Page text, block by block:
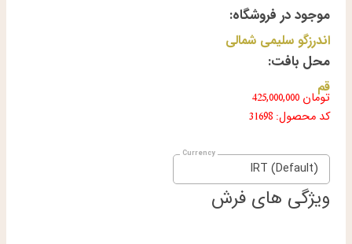
موجود در فروشگاه:
اندرزگو سلیمی شمالی
محل بافت:
قم
تومان
کد محصول: 31698
IRT (Default)
ویژگی های فرش